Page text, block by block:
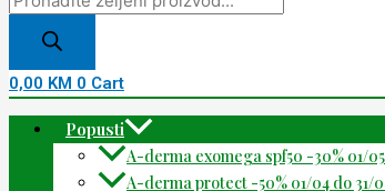
0,00 KM 0 Cart
Popusti
A-derma exomega spf50 -30% 01/
A-derma protect -50% 01/04 do 31/